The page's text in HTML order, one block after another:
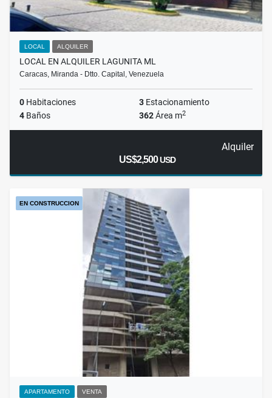
LOCAL ALQUILER
LOCAL EN ALQUILER LAGUNITA ML
Caracas, Miranda - Dtto. Capital, Venezuela
0 Habitaciones 3 Estacionamiento
4 Baños 362Área m2
Alquiler
US$2,500USD
EN CONSTRUCCION
APARTAMENTO VENTA